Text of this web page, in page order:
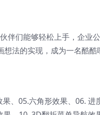
伴们能够轻松上手，企业
想法的实现，成为一名酷酷
、05.六角形效果、06. 进